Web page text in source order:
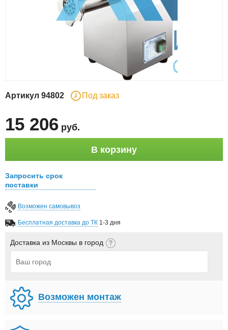
Артикул 94802 Под заказ
15 206 руб.
В корзину
Запросить срок
поставки
Возможен самовывоз
Бесплатная доставка до ТК 1-3 дня
Доставка из Москвы в город
Возможен монтаж